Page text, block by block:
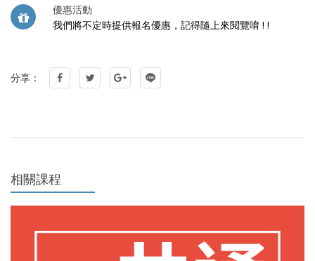
優惠活動
我們將不定時提供報名優惠，記得隨上來閱覽唷 ! !
分享：
相關課程